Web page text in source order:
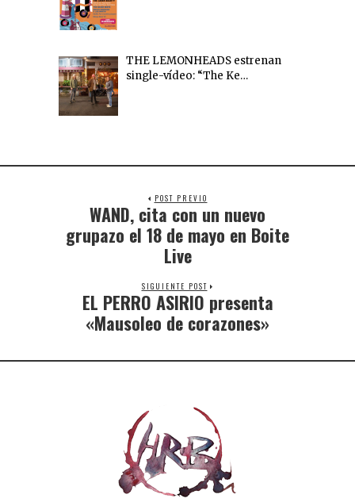
THE LEMONHEADS estrenan
single-vídeo: “The Ke…
POST PREVIO
WAND, cita con un nuevo
grupazo el 18 de mayo en Boite
Live
SIGUIENTE POST
EL PERRO ASIRIO presenta
«Mausoleo de corazones»